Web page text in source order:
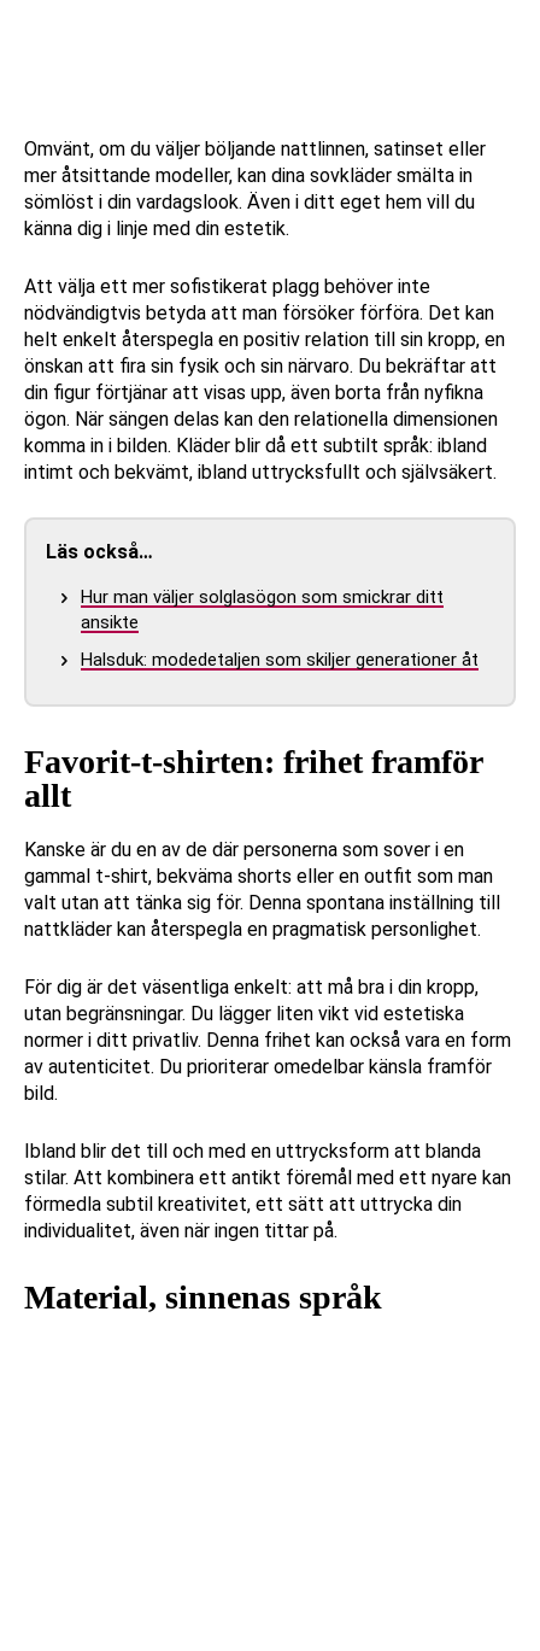
Omvänt, om du väljer böljande nattlinnen, satinset eller
mer åtsittande modeller, kan dina sovkläder smälta in
sömlöst i din vardagslook. Även i ditt eget hem vill du
känna dig i linje med din estetik.
Att välja ett mer sofistikerat plagg behöver inte
nödvändigtvis betyda att man försöker förföra. Det kan
helt enkelt återspegla en positiv relation till sin kropp, en
önskan att fira sin fysik och sin närvaro. Du bekräftar att
din figur förtjänar att visas upp, även borta från nyfikna
ögon. När sängen delas kan den relationella dimensionen
komma in i bilden. Kläder blir då ett subtilt språk: ibland
intimt och bekvämt, ibland uttrycksfullt och självsäkert.
Läs också…
Hur man väljer solglasögon som smickrar ditt
ansikte
Halsduk: modedetaljen som skiljer generationer åt
Favorit-t-shirten: frihet framför
allt
Kanske är du en av de där personerna som sover i en
gammal t-shirt, bekväma shorts eller en outfit som man
valt utan att tänka sig för. Denna spontana inställning till
nattkläder kan återspegla en pragmatisk personlighet.
För dig är det väsentliga enkelt: att må bra i din kropp,
utan begränsningar. Du lägger liten vikt vid estetiska
normer i ditt privatliv. Denna frihet kan också vara en form
av autenticitet. Du prioriterar omedelbar känsla framför
bild.
Ibland blir det till och med en uttrycksform att blanda
stilar. Att kombinera ett antikt föremål med ett nyare kan
förmedla subtil kreativitet, ett sätt att uttrycka din
individualitet, även när ingen tittar på.
Material, sinnenas språk